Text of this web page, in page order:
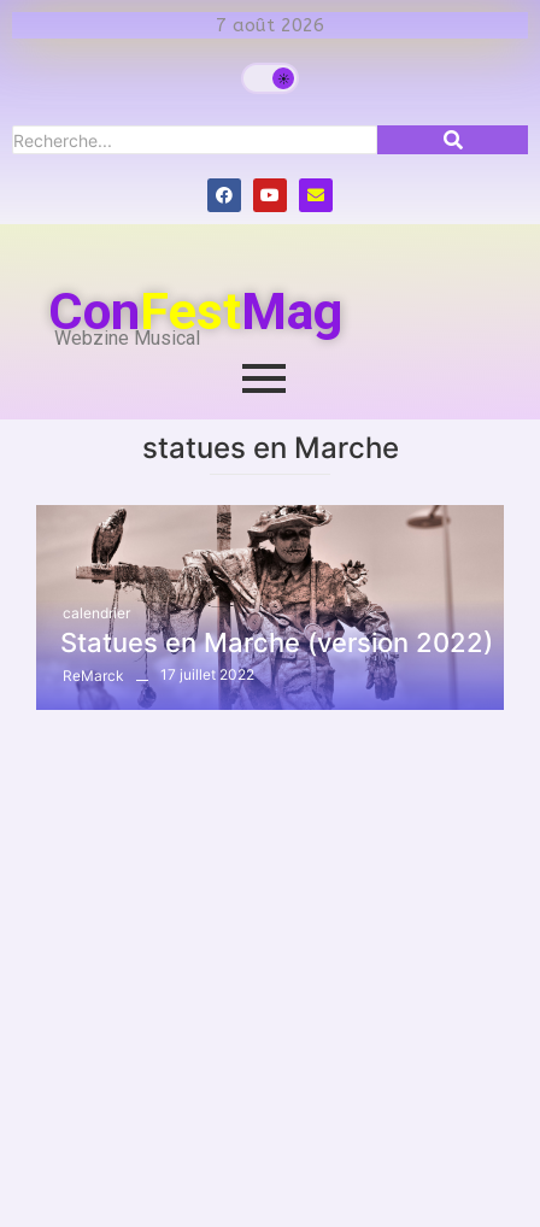
7 août 2026
ConFestMag
Webzine Musical
statues en Marche
calendrier
Statues en Marche (version 2022)
ReMarck 17 juillet 2022